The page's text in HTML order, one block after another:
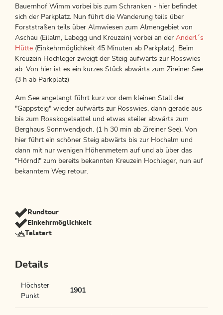
Bauernhof Wimm vorbei bis zum Schranken - hier befindet
sich der Parkplatz. Nun führt die Wanderung teils über
Forststraßen teils über Almwiesen zum Almengebiet von
Aschau (Eilalm, Labegg und Kreuzein) vorbei an der Anderl´s
Hütte (Einkehrmöglichkeit 45 Minuten ab Parkplatz). Beim
Kreuzein Hochleger zweigt der Steig aufwärts zur Rosswies
ab. Von hier ist es ein kurzes Stück abwärts zum Zireiner See.
(3 h ab Parkplatz)
Am See angelangt führt kurz vor dem kleinen Stall der
"Gappsteig" wieder aufwärts zur Rosswies, dann gerade aus
bis zum Rosskogelsattel und etwas steiler abwärts zum
Berghaus Sonnwendjoch. (1 h 30 min ab Zireiner See). Von
hier führt ein schöner Steig abwärts bis zur Hochalm und
dann mit nur wenigen Höhenmetern auf und ab über das
"Hörndl" zum bereits bekannten Kreuzein Hochleger, nun auf
bekanntem Weg retour.
Rundtour
Einkehrmöglichkeit
Talstart
Details
Höchster
Punkt
1901